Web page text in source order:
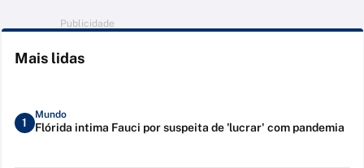
Publicidade
Mais lidas
1
Mundo
Flórida intima Fauci por suspeita de 'lucrar' com pandemia